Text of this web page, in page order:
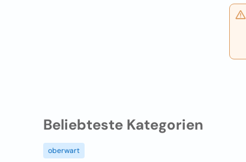
Beliebteste Kategorien
oberwart